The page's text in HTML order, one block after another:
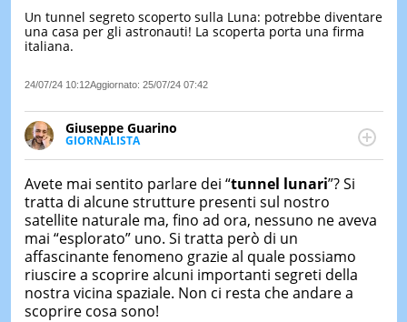
DI
Un tunnel segreto scoperto sulla Luna: potrebbe diventare
una casa per gli astronauti! La scoperta porta una firma
italiana.
24/07/24 10:12Aggiornato: 25/07/24 07:42
Giuseppe Guarino
GIORNALISTA
Ph(D) in Diritto Comparato e processi di
integrazione e attivo nel campo della ricerca, in
particolare sulla Storia contemporanea di America
Latina e Spagna. Collabora con numerose testate ed
è presidente dell'Associazione Culturale "La
Biblioteca del Sannio".
Avete mai sentito parlare dei “tunnel lunari”? Si
tratta di alcune strutture presenti sul nostro
satellite naturale ma, fino ad ora, nessuno ne aveva
mai “esplorato” uno. Si tratta però di un
affascinante fenomeno grazie al quale possiamo
riuscire a scoprire alcuni importanti segreti della
nostra vicina spaziale. Non ci resta che andare a
scoprire cosa sono!